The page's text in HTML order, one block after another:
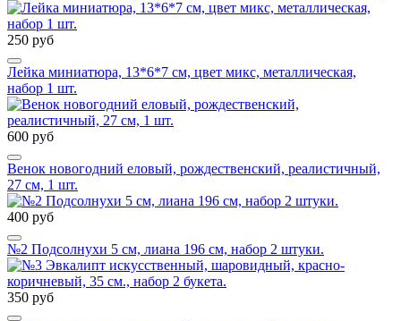
250 руб
Лейка миниатюра, 13*6*7 см, цвет микс, металлическая,
набор 1 шт.
600 руб
Венок новогодний еловый, рождественский, реалистичный,
27 см, 1 шт.
400 руб
№2 Подсолнухи 5 см, лиана 196 см, набор 2 штуки.
350 руб